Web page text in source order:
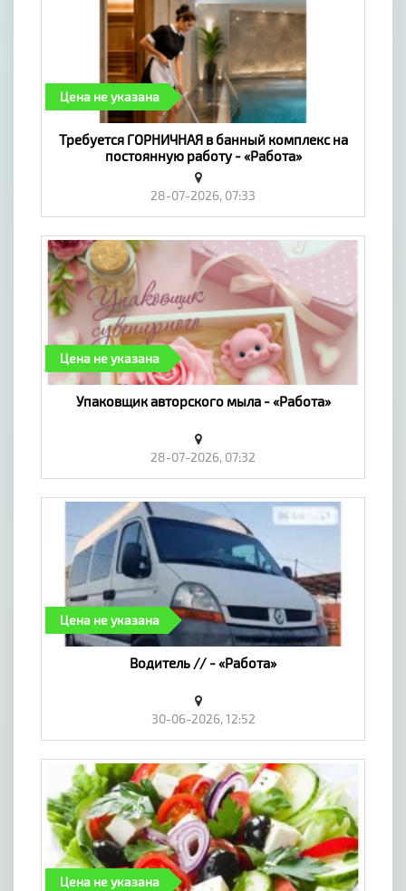
Цена не указана
Требуется ГОРНИЧНАЯ в банный комплекс на
постоянную работу - «Работа»
28-07-2026, 07:33
Цена не указана
Упаковщик авторского мыла - «Работа»
28-07-2026, 07:32
Цена не указана
Водитель // - «Работа»
30-06-2026, 12:52
Цена не указана